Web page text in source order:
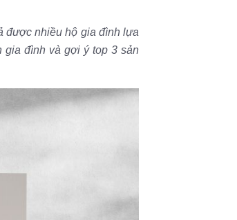
được nhiều hộ gia đình lựa
gia đình và gợi ý top 3 sản